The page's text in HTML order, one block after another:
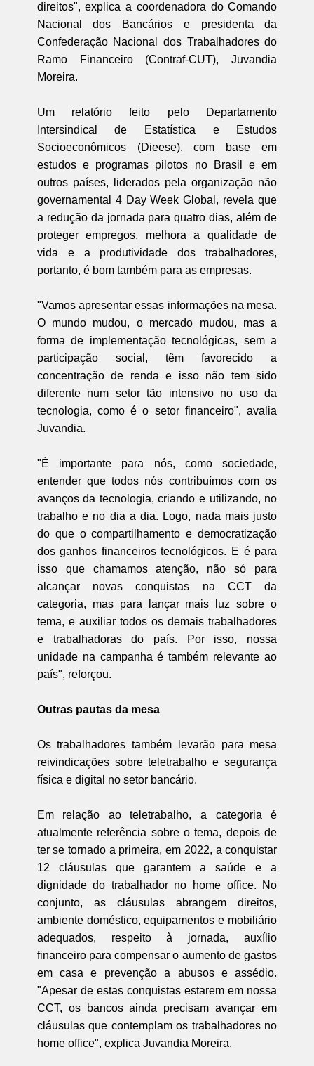
direitos", explica a coordenadora do Comando
Nacional dos Bancários e presidenta da
Confederação Nacional dos Trabalhadores do
Ramo Financeiro (Contraf-CUT), Juvandia
Moreira.
Um relatório feito pelo Departamento
Intersindical de Estatística e Estudos
Socioeconômicos (Dieese), com base em
estudos e programas pilotos no Brasil e em
outros países, liderados pela organização não
governamental 4 Day Week Global, revela que
a redução da jornada para quatro dias, além de
proteger empregos, melhora a qualidade de
vida e a produtividade dos trabalhadores,
portanto, é bom também para as empresas.
"Vamos apresentar essas informações na mesa.
O mundo mudou, o mercado mudou, mas a
forma de implementação tecnológicas, sem a
participação social, têm favorecido a
concentração de renda e isso não tem sido
diferente num setor tão intensivo no uso da
tecnologia, como é o setor financeiro", avalia
Juvandia.
"É importante para nós, como sociedade,
entender que todos nós contribuímos com os
avanços da tecnologia, criando e utilizando, no
trabalho e no dia a dia. Logo, nada mais justo
do que o compartilhamento e democratização
dos ganhos financeiros tecnológicos. E é para
isso que chamamos atenção, não só para
alcançar novas conquistas na CCT da
categoria, mas para lançar mais luz sobre o
tema, e auxiliar todos os demais trabalhadores
e trabalhadoras do país. Por isso, nossa
unidade na campanha é também relevante ao
país", reforçou.
Outras pautas da mesa
Os trabalhadores também levarão para mesa
reivindicações sobre teletrabalho e segurança
física e digital no setor bancário.
Em relação ao teletrabalho, a categoria é
atualmente referência sobre o tema, depois de
ter se tornado a primeira, em 2022, a conquistar
12 cláusulas que garantem a saúde e a
dignidade do trabalhador no home office. No
conjunto, as cláusulas abrangem direitos,
ambiente doméstico, equipamentos e mobiliário
adequados, respeito à jornada, auxílio
financeiro para compensar o aumento de gastos
em casa e prevenção a abusos e assédio.
"Apesar de estas conquistas estarem em nossa
CCT, os bancos ainda precisam avançar em
cláusulas que contemplam os trabalhadores no
home office", explica Juvandia Moreira.